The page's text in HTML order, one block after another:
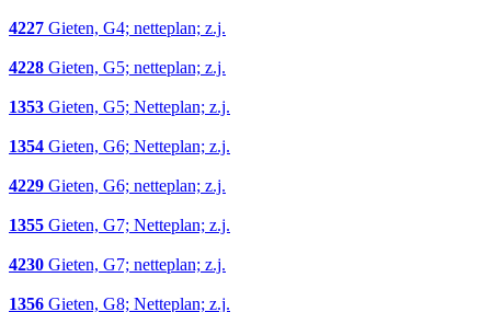
4227 Gieten, G4; netteplan; z.j.
4228 Gieten, G5; netteplan; z.j.
1353 Gieten, G5; Netteplan; z.j.
1354 Gieten, G6; Netteplan; z.j.
4229 Gieten, G6; netteplan; z.j.
1355 Gieten, G7; Netteplan; z.j.
4230 Gieten, G7; netteplan; z.j.
1356 Gieten, G8; Netteplan; z.j.